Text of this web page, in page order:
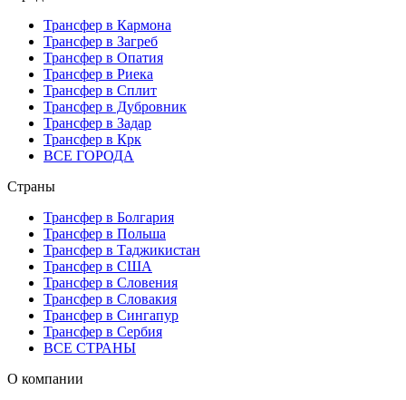
Трансфер в Кармона
Трансфер в Загреб
Трансфер в Опатия
Трансфер в Риека
Трансфер в Сплит
Трансфер в Дубровник
Трансфер в Задар
Трансфер в Крк
ВСЕ ГОРОДА
Страны
Трансфер в Болгария
Трансфер в Польша
Трансфер в Таджикистан
Трансфер в США
Трансфер в Словения
Трансфер в Словакия
Трансфер в Сингапур
Трансфер в Сербия
ВСЕ СТРАНЫ
О компании